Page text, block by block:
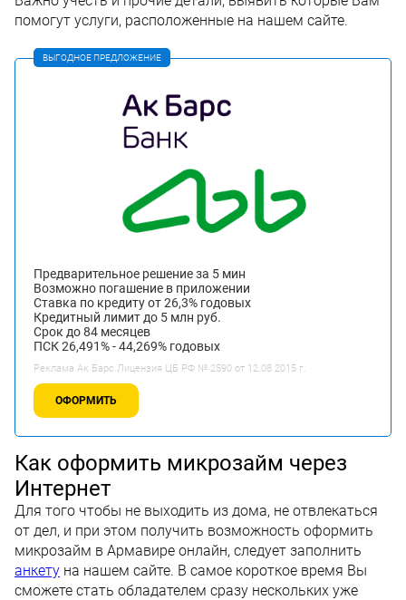
помогут услуги, расположенные на нашем сайте.
ВЫГОДНОЕ ПРЕДЛОЖЕНИЕ
Предварительное решение за 5 мин
Возможно погашение в приложении
Ставка по кредиту от 26,3% годовых
Кредитный лимит до 5 млн руб.
Срок до 84 месяцев
ПСК 26,491% - 44,269% годовых
Реклама Ак Барс.Лицензия ЦБ РФ № 2590 от 12.08.2015 г.
ОФОРМИТЬ
Как оформить микрозайм через
Интернет
Для того чтобы не выходить из дома, не отвлекаться
от дел, и при этом получить возможность оформить
микрозайм в Армавире онлайн, следует заполнить
анкету на нашем сайте. В самое короткое время Вы
сможете стать обладателем сразу нескольких уже